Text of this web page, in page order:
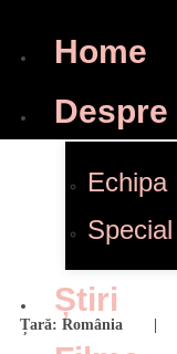
Home
Despre
Echipa
Știri
| Țară: România |